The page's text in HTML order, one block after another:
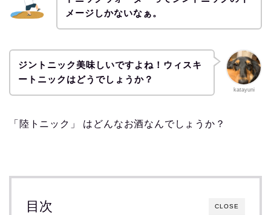
メージしかないなぁ。
katayuni
ジントニック美味しいですよね！ウィスキ
ートニックはどうでしょうか？
「陸トニック」 はどんなお酒なんでしょうか？
CLOSE
目次